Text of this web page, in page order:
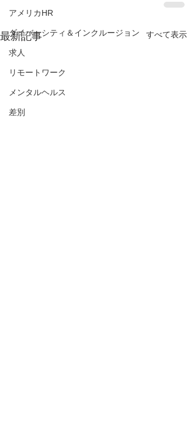
アメリカHR
ダイバーシティ＆インクルージョン
求人
リモートワーク
メンタルヘルス
差別
最新記事 すべて表示